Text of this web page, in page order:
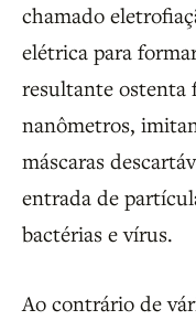
chamado
elétrica para
resultante ostenta
nanômetros,
máscaras
entrada de
bactérias e vírus.
Ao contrário de